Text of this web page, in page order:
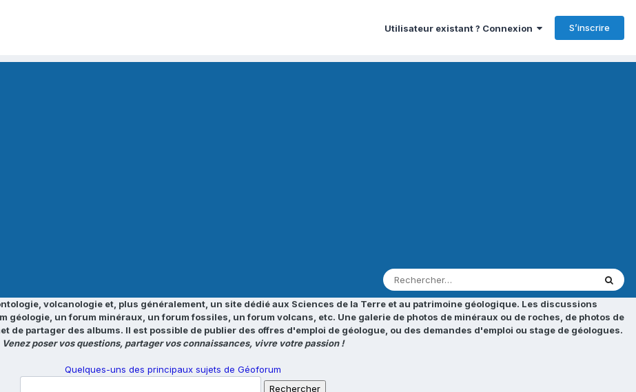
Utilisateur existant ? Connexion S’inscrire
volcanologie et, plus généralement, un site dédié aux Sciences de la Terre et au patrimoine géologique. Les discussions
un forum minéraux, un forum fossiles, un forum volcans, etc. Une galerie de photos de minéraux ou de roches, de photos de
de partager des albums. Il est possible de publier des offres d'emploi de géologue, ou des demandes d'emploi ou stage de géologues.
Venez poser vos questions, partager vos connaissances, vivre votre passion !
Quelques-uns des principaux sujets de Géoforum